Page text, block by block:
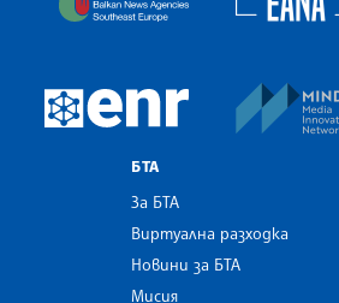
European Newsroom
БТА
За БТА
Виртуална разходка
Новини за БТА
Мисия